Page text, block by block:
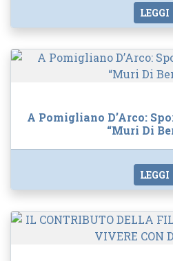
LEGGI
A Pomigliano D’Arco:
“Muri Di
LEGGI